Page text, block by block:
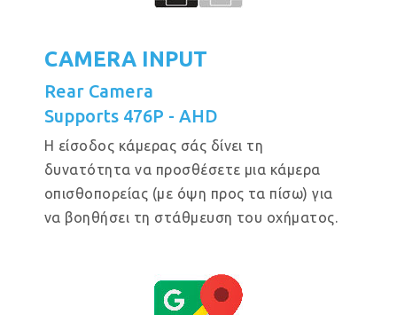
CAMERA INPUT
Rear Camera
Supports 476P - AHD
Η είσοδος κάμερας σάς δίνει τη
δυνατότητα να προσθέσετε μια κάμερα
οπισθοπορείας (με όψη προς τα πίσω) για
να βοηθήσει τη στάθμευση του οχήματος.